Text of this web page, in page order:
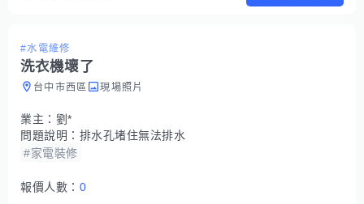
#水電維修
洗衣機壞了
台中市西區 現場照片
業主： 劉*
問題說明： 排水孔堵住無法排水
#家電裝修
報價人數： 0